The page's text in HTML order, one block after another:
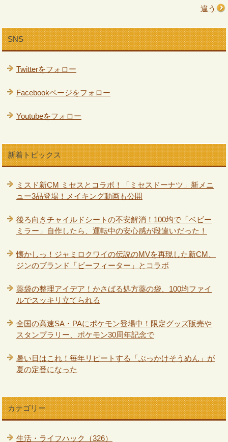
違う
SNS
Twitterをフォロー
Facebookページをフォロー
Youtubeをフォロー
新着トピックス
ミスド新CM ミセスとコラボ！「ミセスドーナツ」新メニ
ュー3品登場！メイキング動画も公開
後ろ向きチャイルドシートの不安解消！100均で「ベビー
ミラー」自作したら、運転中の安心感が段違いだった！
懐かしっ！ジャミロクワイの伝説のMVを再現した新CM、
ジンのブランド「ビーフィーター」とコラボ
薬袋の整理アイデア！かさばる処方薬の袋、100均ファイ
ルでスッキリ立てられる
全国の高速SA・PAにポケモン登場中！限定グッズ販売や
スタンプラリー、ポケモン30周年記念で
暑い日はこれ！毎年リピートする「ぶっかけそうめん」が
夏の定番になった
カテゴリー
生活・ライフハック（326）